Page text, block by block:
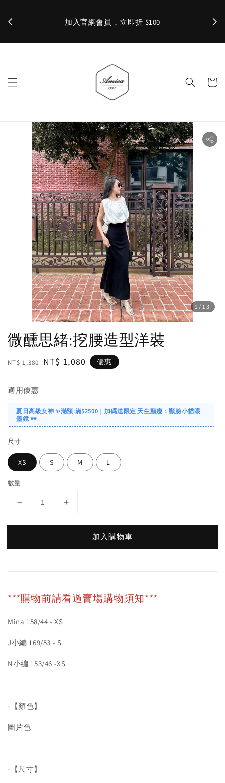
加入官網會員，立即折 $100 ✨
1 /13
微醺思緒:挖腰造型洋裝
Regular
NT$ 1,380 Sale
NT$ 1,080 優惠
適用優惠
夏日高級女神 ✨滿額:滿$2500｜加碼送限定 天生顯瘦：顯臉小貓眼
墨鏡 🕶️
尺寸
XS S M L
數量
加入購物車
***購物前請看過賣場購物須知***
Mina 158/44 - XS
J小編 169/53 - S
N小編 153/46 -XS
-【顏色】
圖片色
-【尺寸】